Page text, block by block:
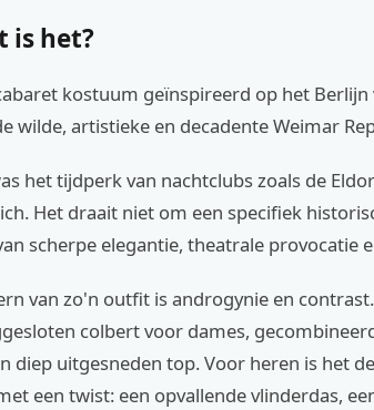
is het?
kostuum geïnspireerd op het
wilde, artistieke en decadente Weimar
het tijdperk van nachtclubs zoals de
Het draait niet om een specifiek
scherpe elegantie, theatrale provocatie
van zo'n outfit is androgynie en
colbert voor dames,
diep uitgesneden top. Voor heren is het
een twist: een opvallende vlinderdas,